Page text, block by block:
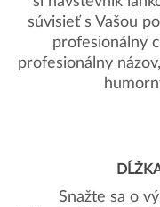
súvisieť s Vašou
profesionálny
profesionálny
Snažte sa o